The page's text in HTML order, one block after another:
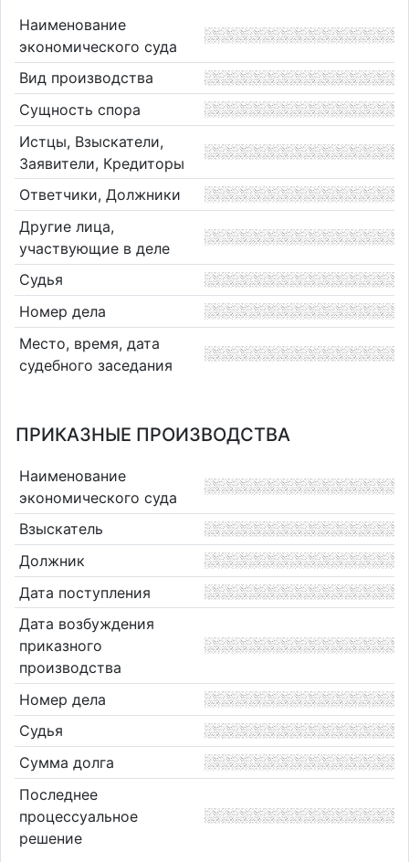
Наименование
экономического суда
Вид производства
Сущность спора
Истцы, Взыскатели,
Заявители, Кредиторы
Ответчики, Должники
Другие лица,
участвующие в деле
Судья
Номер дела
Место, время, дата
судебного заседания
ПРИКАЗНЫЕ ПРОИЗВОДСТВА
Наименование
экономического суда
Взыскатель
Должник
Дата поступления
Дата возбуждения
приказного
производства
Номер дела
Судья
Сумма долга
Последнее
процессуальное
решение